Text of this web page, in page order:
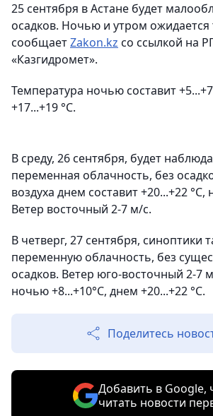
25 сентября в Астане будет
осадков. Ночью и утром ожидается
сообщаетZakon.kz со ссылкой на
«Казгидромет».
Температура ночью составит
+17...+19 °С.
В среду, 26 сентября, будет
переменная облачность, без
воздуха днем составит +20...+22 °С,
Ветер восточный 2-7 м/с.
В четверг, 27 сентября, синоптики
переменную облачность, без
осадков. Ветер юго-восточный 2-7
ночью +8...+10°С, днем +20...+22 °С.
Поделитесь
Добавить в Google,
читать новости